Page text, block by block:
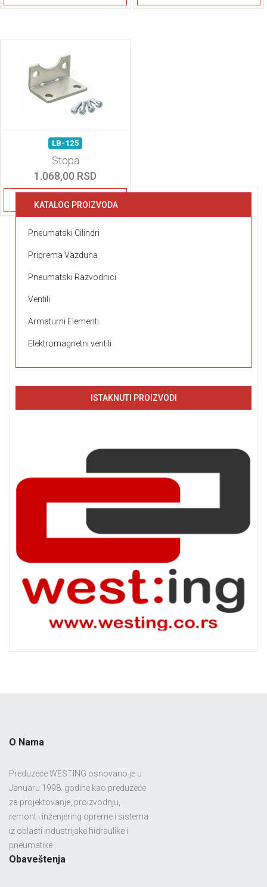
LB-125
Stopa
1.068,00 RSD
Detaljnije
KATALOG PROIZVODA
Pneumatski Cilindri
Priprema Vazduha
Pneumatski Razvodnici
Ventili
Armaturni Elementi
Elektromagnetni ventili
ISTAKNUTI PROIZVODI
O Nama
Preduzeće WESTING osnovano je u
Januaru 1998. godine kao preduzeće
za projektovanje, proizvodnju,
remont i inženjering opreme i sistema
iz oblasti industrijske hidraulike i
pneumatike .
Obaveštenja